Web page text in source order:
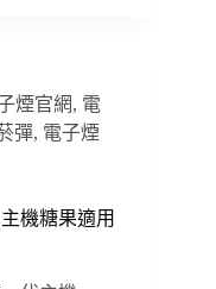
煙官網, 電
彈, 電子煙
機糖果適用